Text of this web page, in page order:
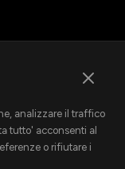
analizzare il traffico
tutto' acconsenti al
o rifiutare i